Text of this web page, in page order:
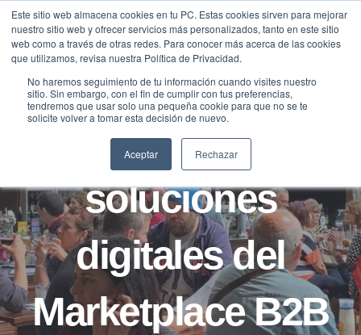
Este sitio web almacena cookies en tu PC. Estas cookies sirven para mejorar
nuestro sitio web y ofrecer servicios más personalizados, tanto en este sitio
web como a través de otras redes. Para conocer más acerca de las cookies
que utilizamos, revisa nuestra Política de Privacidad.
No haremos seguimiento de tu información cuando visites nuestro
sitio. Sin embargo, con el fin de cumplir con tus preferencias,
tendremos que usar solo una pequeña cookie para que no se te
solicite volver a tomar esta decisión de nuevo.
Aceptar Rechazar
Saltar
contenido
CASOS
Catálogo de
soluciones
digitales del
Marketplace B2B
Traducir »